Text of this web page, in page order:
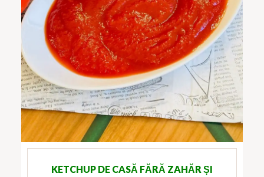
KETCHUP DE CASĂ FĂRĂ ZAHĂR ȘI